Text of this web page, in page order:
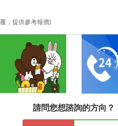
，提供參考報價)
請問您想諮詢的方向？